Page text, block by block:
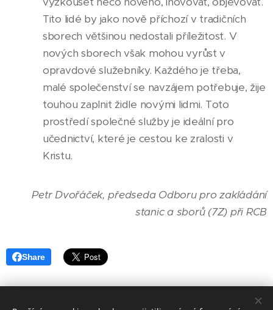
Tito lidé by jako nově příchozí v tradičních
sborech většinou nedostali příležitost. V
nových sborech však mohou vyrůst v
opravdové služebníky. Každého je třeba,
malé společenství se navzájem potřebuje, žije
touhou zaplnit židle novými lidmi. Toto
prostředí společné služby je ideální pro
učednictví, které je cestou ke zralosti v
Kristu.
Petr Dvořáček, předseda Odboru pro zakládání
stanic a sborů (7Z) při RCB
Share